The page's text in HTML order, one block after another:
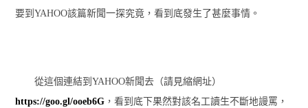
要到YAHOO該篇新聞一探究竟，看到底發生了甚麼事情。
從這個連結到YAHOO新聞去（請見縮網址）
https://goo.gl/ooeb6G，看到底下果然對該名工讀生不斷地謾罵，